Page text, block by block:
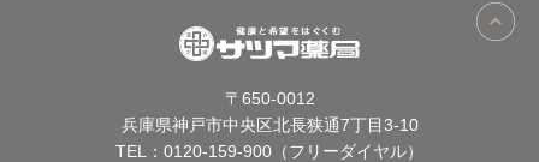
〒650-0012
兵庫県神戸市中央区北長狭通7丁目3-10
TEL： 0120-159-900（フリーダイヤル）